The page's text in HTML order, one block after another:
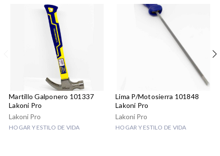
Martillo Galponero 101337
Lakoni Pro
Lakoni Pro
HOGAR Y ESTILO DE VIDA
Lima P/motosierra 101848
Lakoni Pro
Lakoni Pro
HOGAR Y ESTILO DE VIDA